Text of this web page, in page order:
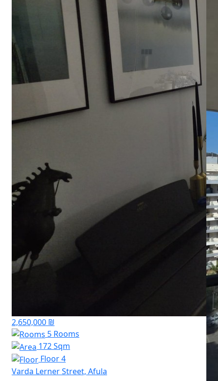
2,650,000 ₪
5 Rooms
172 Sqm
Floor 4
Varda Lerner Street, Afula